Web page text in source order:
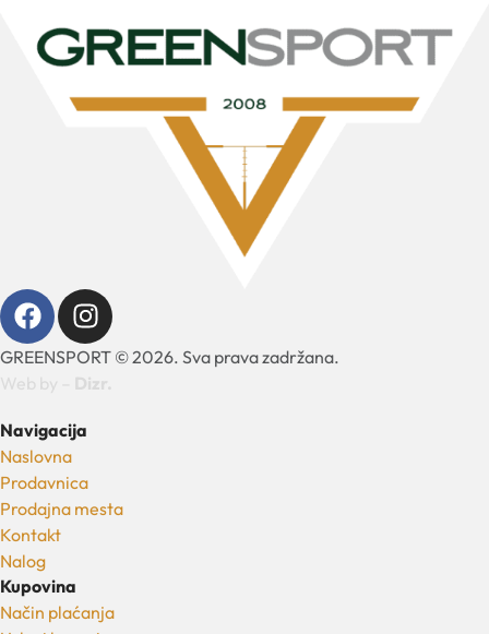
GREENSPORT © 2026. Sva prava zadržana.
Navigacija
Naslovna
Prodavnica
Prodajna mesta
Kontakt
Nalog
Kupovina
Način plaćanja